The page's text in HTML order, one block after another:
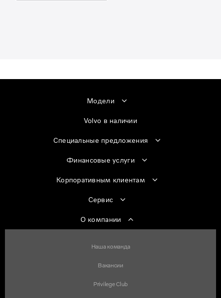
Модели
Volvo в наличии
Специальные предложения
Финансовые услуги
Корпоративным клиентам
Сервис
О компании
Наша команда
Вакансии
Privilege Club